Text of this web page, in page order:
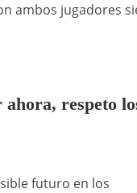
ambos jugadores
respeto
futuro en los